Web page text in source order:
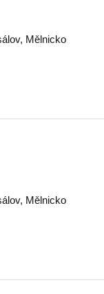
, Mělnicko
, Mělnicko